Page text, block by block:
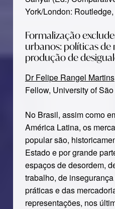
York/London:
Formalização
urbanos: políticas de
produção de
Dr Felipe Rangel Martins
Fellow, University of
No Brasil, assim como
América Latina, os
popular são,
Estado e por grande
espaços de desordem,
trabalho, de
práticas e das
representações, nos